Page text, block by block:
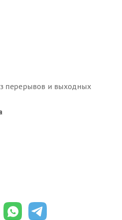
перерывов и выходных